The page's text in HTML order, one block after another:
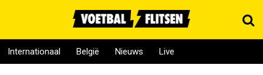
Internationaal België Nieuws Live